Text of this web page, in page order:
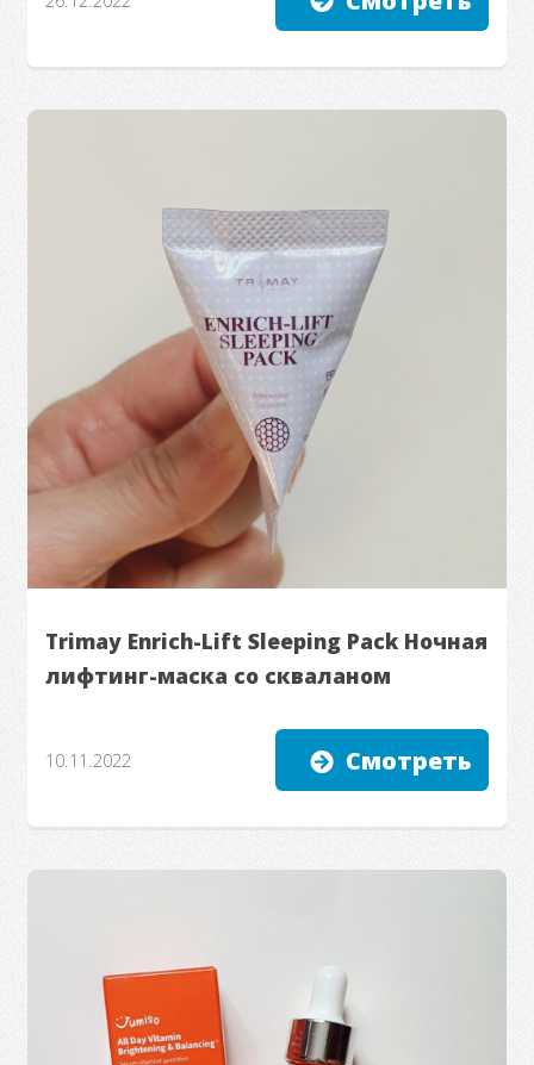
Trimay Enrich-Lift Sleeping Pack Ночная
лифтинг-маска со скваланом
10.11.2022 Смотреть